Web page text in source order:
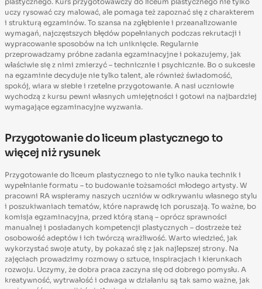
uczy rysować czy malować, ale pomaga też zapoznać się z charakterem
i strukturą egzaminów. To szansa na zgłębienie i przeanalizowanie
wymagań, najczęstszych błędów popełnianych podczas rekrutacji i
wypracowanie sposobów na ich uniknięcie. Regularnie
przeprowadzamy próbne zadania egzaminacyjne i pokazujemy, jak
właściwie się z nimi zmierzyć – technicznie i psychicznie. Bo o sukcesie
na egzaminie decyduje nie tylko talent, ale również świadomość,
spokój, wiara w siebie i rzetelne przygotowanie. A nasi uczniowie
wychodzą z kursu pewni własnych umiejętności i gotowi na najbardziej
wymagające egzaminacyjne wyzwania.
Przygotowanie do liceum plastycznego to
więcej niż rysunek
Przygotowanie do liceum plastycznego to nie tylko nauka technik i
wypełnianie formatu – to budowanie tożsamości młodego artysty. W
pracowni RA wspieramy naszych uczniów w odkrywaniu własnego stylu
i poszukiwaniach tematów, które naprawdę ich poruszają. To ważne, bo
komisja egzaminacyjna, przed którą staną – oprócz sprawności
manualnej i posiadanych kompetencji plastycznych – dostrzeże też
osobowość adeptów i ich twórczą wrażliwość. Warto wiedzieć, jak
wykorzystać swoje atuty, by pokazać się z jak najlepszej strony. Na
zajęciach prowadzimy rozmowy o sztuce, inspiracjach i kierunkach
rozwoju. Uczymy, że dobra praca zaczyna się od dobrego pomysłu. A
kreatywność, wytrwałość i odwaga w działaniu są tak samo ważne, jak